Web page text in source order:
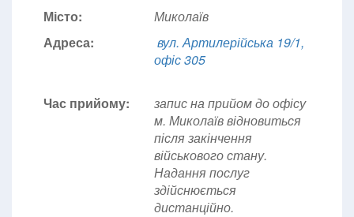
Місто:
Миколаїв
Адреса:
вул. Артилерійська 19/1,
офіс 305
Час прийому:
запис на прийом до офісу
м. Миколаїв відновиться
після закінчення
військового стану.
Надання послуг
здійснюється
дистанційно.